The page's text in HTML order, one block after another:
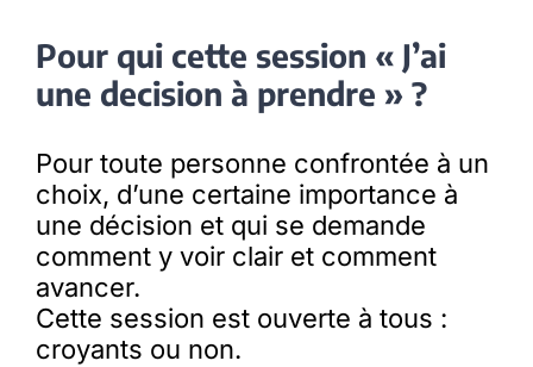
Pour qui cette session « J’ai
une decision à prendre » ?
Pour toute personne confrontée à un
choix, d’une certaine importance à
une décision et qui se demande
comment y voir clair et comment
avancer.
Cette session est ouverte à tous :
croyants ou non.